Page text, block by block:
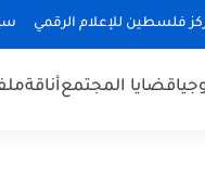
فلسطين للإعلام الرقمي
قضايا المجتمعأناقة